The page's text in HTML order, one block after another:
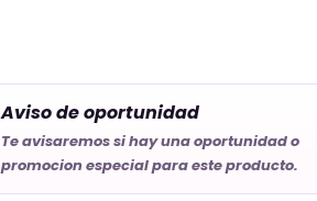
Aviso de oportunidad
Te avisaremos si hay una oportunidad o
promocion especial para este producto.